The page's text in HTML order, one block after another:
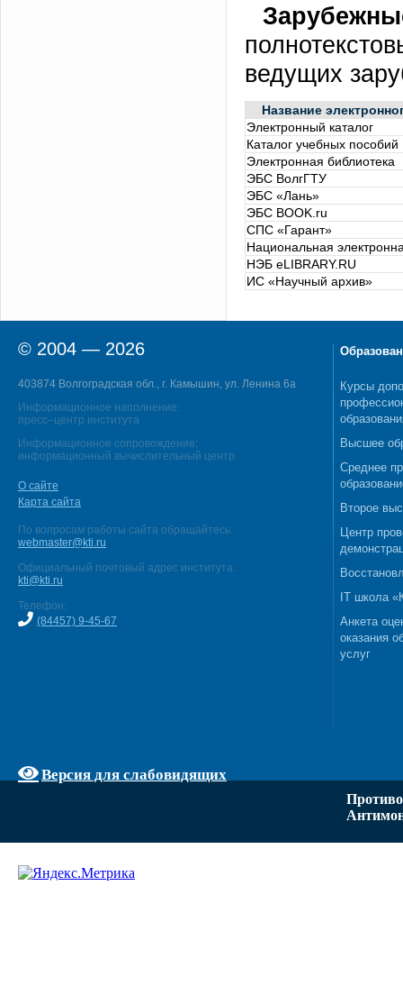
ведущих
Название
Электронный каталог
Каталог учебных пособий
Электронная библиотека
ЭБС ВолгГТУ
ЭБС «Лань»
ЭБС BOOK.ru
СПС «Гарант»
Национальная
НЭБ eLIBRARY.RU
ИС «Научный архив»
© 2004 — 2026
403874 Волгоградская обл., г. Камышин, ул. Ленина 6а
Информационное наполнение:
пресс–центр института
Информационное сопровождение:
информационный вычислительный центр
О сайте
Карта сайта
По вопросам работы сайта обращайтесь:
webmaster@kti.ru
Официальный почтовый адрес института:
kti@kti.ru
Телефон:
(84457) 9-45-67
Версия для слабовидящих
Курсы
Высшее
Среднее
Второе
Центр
IT школа
Анкета
оказания
услуг